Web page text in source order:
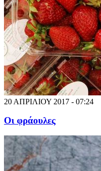
20 ΑΠΡΙΛΙΟΥ 2017 - 07:24
Οι φράουλες